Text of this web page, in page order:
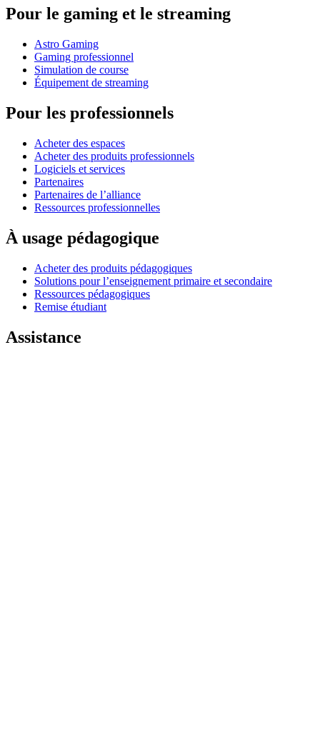
Pour le gaming et le streaming
Astro Gaming
Gaming professionnel
Simulation de course
Équipement de streaming
Pour les professionnels
Acheter des espaces
Acheter des produits professionnels
Logiciels et services
Partenaires
Partenaires de l’alliance
Ressources professionnelles
À usage pédagogique
Acheter des produits pédagogiques
Solutions pour l’enseignement primaire et secondaire
Ressources pédagogiques
Remise étudiant
Assistance